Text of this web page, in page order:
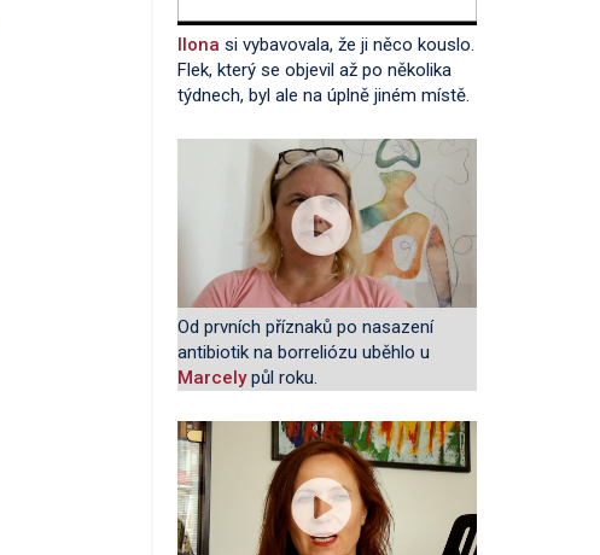
Ilona si vybavovala, že ji něco kouslo.
Flek, který se objevil až po několika
týdnech, byl ale na úplně jiném místě.
Od prvních příznaků po nasazení
antibiotik na borreliózu uběhlo u
Marcelypůl roku.